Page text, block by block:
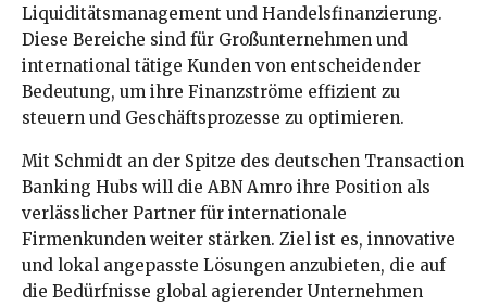
Liquiditätsmanagement und Handelsfinanzierung.
Diese Bereiche sind für Großunternehmen und
international tätige Kunden von entscheidender
Bedeutung, um ihre Finanzströme effizient zu
steuern und Geschäftsprozesse zu optimieren.
Mit Schmidt an der Spitze des deutschen Transaction
Banking Hubs will die ABN Amro ihre Position als
verlässlicher Partner für internationale
Firmenkunden weiter stärken. Ziel ist es, innovative
und lokal angepasste Lösungen anzubieten, die auf
die Bedürfnisse global agierender Unternehmen